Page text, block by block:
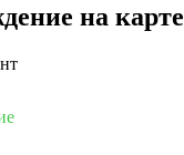
на карте